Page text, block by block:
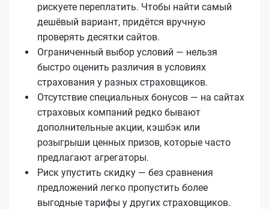
рискуете переплатить. Чтобы найти самый
дешёвый вариант, придётся вручную
проверять десятки сайтов.
Ограниченный выбор условий — нельзя
быстро оценить различия в условиях
страхования у разных страховщиков.
Отсутствие специальных бонусов — на сайтах
страховых компаний редко бывают
дополнительные акции, кэшбэк или
розыгрыши ценных призов, которые часто
предлагают агрегаторы.
Риск упустить скидку — без сравнения
предложений легко пропустить более
выгодные тарифы у других страховщиков.